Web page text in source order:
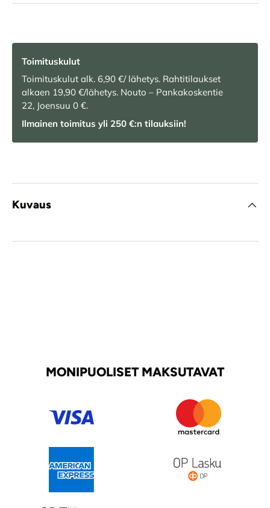
Toimituskulut
Toimituskulut alk. 6,90 €/ lähetys. Rahtitilaukset
alkaen 19,90 €/lähetys. Nouto – Pankakoskentie
22, Joensuu 0 €.
Ilmainen toimitus yli 250 €:n tilauksiin!
Kuvaus
MONIPUOLISET MAKSUTAVAT